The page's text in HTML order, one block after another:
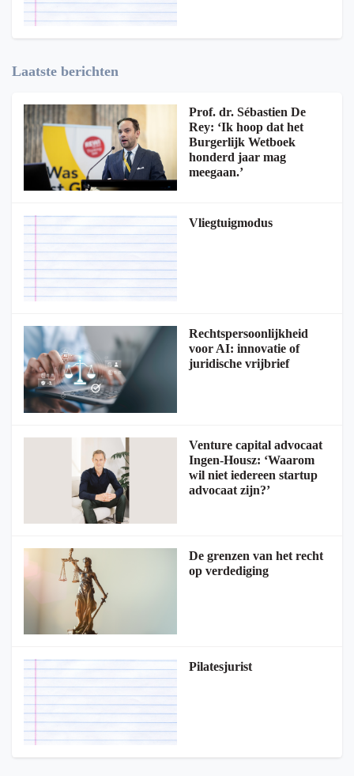
Laatste berichten
Prof. dr. Sébastien De
Rey: ‘Ik hoop dat het
Burgerlijk Wetboek
honderd jaar mag
meegaan.’
Vliegtuigmodus
Rechtspersoonlijkheid
voor AI: innovatie of
juridische vrijbrief
Venture capital advocaat
Ingen-Housz: ‘Waarom
wil niet iedereen startup
advocaat zijn?’
De grenzen van het recht
op verdediging
Pilatesjurist